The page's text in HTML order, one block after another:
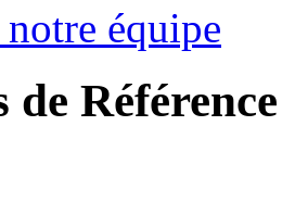
équipe
Référence